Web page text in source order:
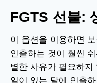
FGTS 선불:
이 옵션을 이용하면
인출하는 것이 훨씬
별한 사유가 필요하
일이 있는 달에 인출